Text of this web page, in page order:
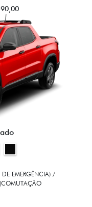
EMERGÊNCIA) /